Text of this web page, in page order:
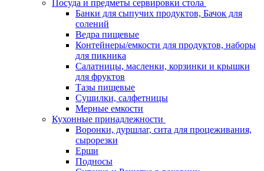
Посуда и предметы сервировки стола
Банки для сыпучих продуктов, Бачок для
солений
Ведра пищевые
Контейнеры/емкости для продуктов, наборы
для пикника
Салатницы, масленки, корзинки и крышки
для фруктов
Тазы пищевые
Сушилки, салфетницы
Мерные емкости
Кухонные принадлежности
Воронки, дуршлаг, сита для процеживания,
сырорезки
Ерши
Подносы